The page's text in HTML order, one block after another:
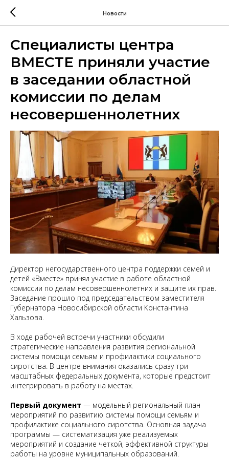
Новости
Специалисты центра
ВМЕСТЕ приняли участие
в заседании областной
комиссии по делам
несовершеннолетних
Директор негосударственного центра поддержки семей и
детей «Вместе» принял участие в работе областной
комиссии по делам несовершеннолетних и защите их прав.
Заседание прошло под председательством заместителя
Губернатора Новосибирской области Константина
Хальзова.
В ходе рабочей встречи участники обсудили
стратегические направления развития региональной
системы помощи семьям и профилактики социального
сиротства. В центре внимания оказались сразу три
масштабных федеральных документа, которые предстоит
интегрировать в работу на местах.
Первый документ — модельный региональный план
мероприятий по развитию системы помощи семьям и
профилактике социального сиротства. Основная задача
программы — систематизация уже реализуемых
мероприятий и создание четкой, эффективной структуры
работы на уровне муниципальных образований.